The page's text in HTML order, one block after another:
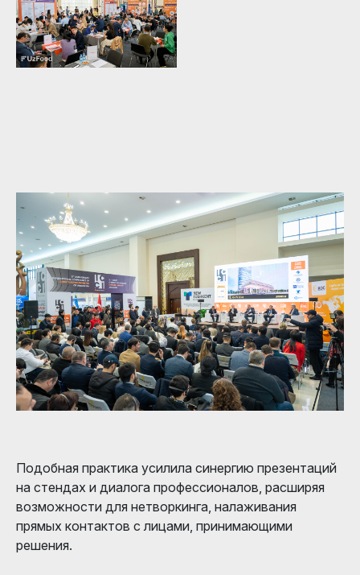
Подобная практика усилила синергию презентаций
на стендах и диалога профессионалов, расширяя
возможности для нетворкинга, налаживания
прямых контактов с лицами, принимающими
решения.